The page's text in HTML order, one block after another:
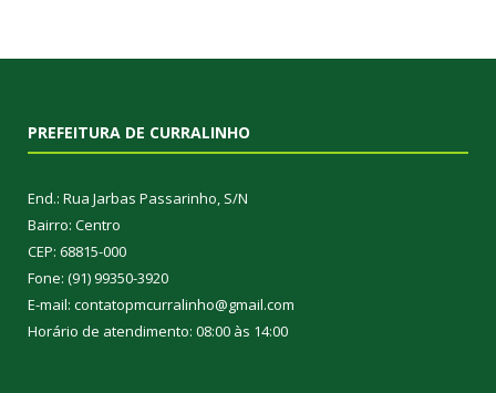
PREFEITURA DE CURRALINHO
End.: Rua Jarbas Passarinho, S/N
Bairro: Centro
CEP: 68815-000
Fone: (91) 99350-3920
E-mail: contatopmcurralinho@gmail.com
Horário de atendimento: 08:00 às 14:00